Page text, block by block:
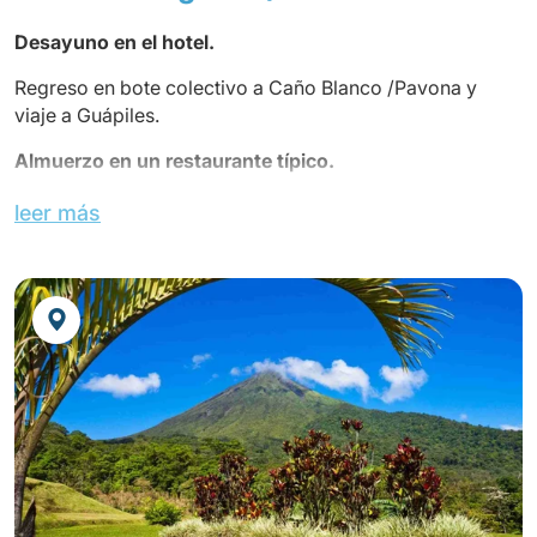
Desayuno en el hotel.
Regreso en bote colectivo a Caño Blanco /Pavona y
viaje a Guápiles.
Almuerzo en un restaurante típico.
Llegada a San José y check-in en el hotel.
capital San José a tu ritmo
Cena en el hotel.
SLEEP INN SAN JOSE o similar(Habitación Estándar)
leer más